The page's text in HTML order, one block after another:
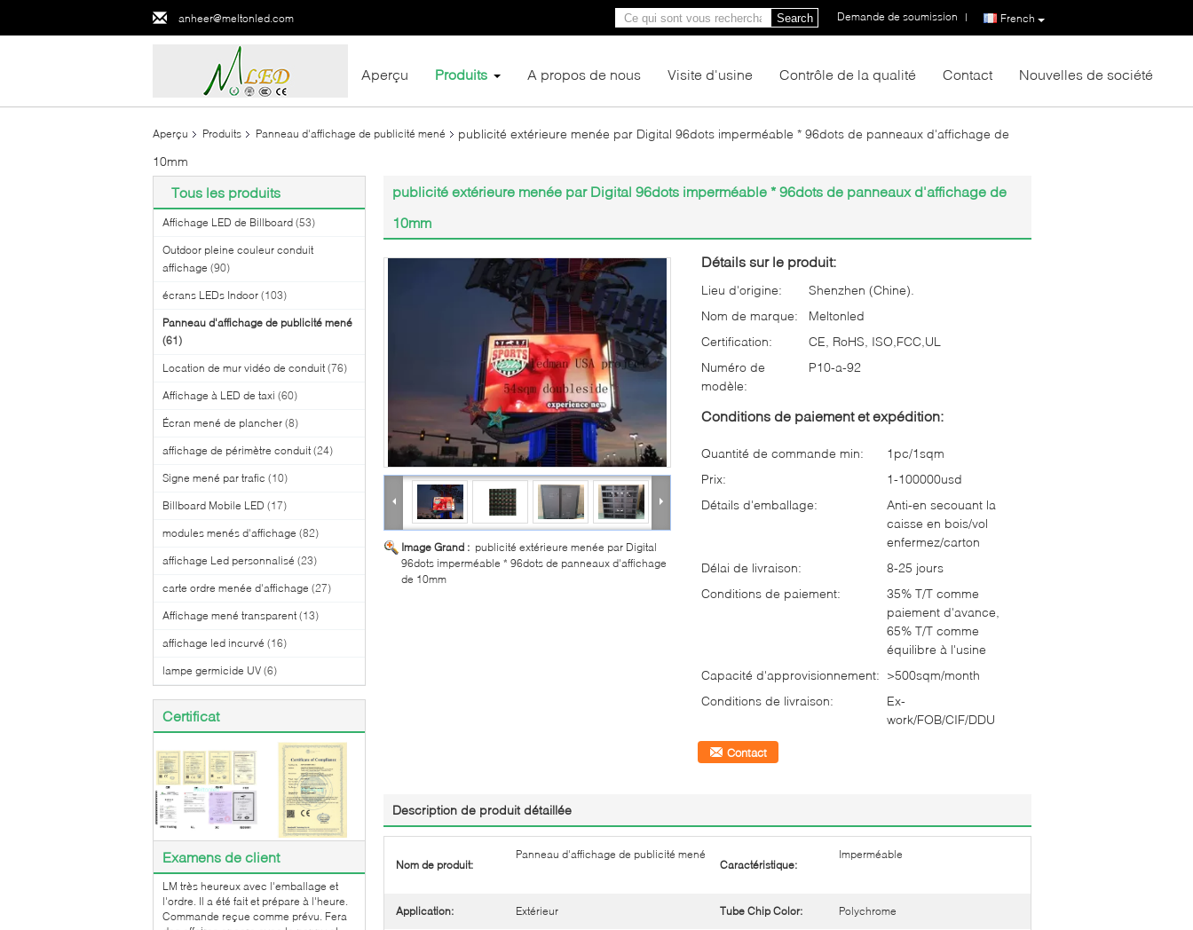
anheer@meltonled.com French
Demande de soumission |
Search
Aperçu Produits A propos de nous Visite d'usine Contrôle de la qualité Contact Nouvelles de société
Aperçu Produits Panneau d'affichage de publicité mené
publicité extérieure menée par Digital 96dots imperméable * 96dots de panneaux d'affichage de
10mm
Tous les produits
Affichage LED de Billboard (53)
Outdoor pleine couleur conduit
affichage (90)
écrans LEDs Indoor (103)
Panneau d'affichage de publicité mené
(61)
Location de mur vidéo de conduit (76)
Affichage à LED de taxi (60)
Écran mené de plancher (8)
affichage de périmètre conduit (24)
Signe mené par trafic (10)
Billboard Mobile LED (17)
modules menés d'affichage (82)
affichage Led personnalisé (23)
carte ordre menée d'affichage (27)
Affichage mené transparent (13)
affichage led incurvé (16)
lampe germicide UV (6)
Certificat
Examens de client
LM très heureux avec l'emballage et
l'ordre. Il a été fait et prépare à l'heure.
Commande reçue comme prévu. Fera
publicité extérieure menée par Digital 96dots imperméable * 96dots de panneaux d'affichage de
10mm
Image Grand : publicité extérieure menée par Digital
96dots imperméable * 96dots de panneaux d'affichage
de 10mm
Détails sur le produit:
Lieu d'origine:
Shenzhen (Chine).
Nom de marque:
Meltonled
Certification:
CE, RoHS, ISO,FCC,UL
Numéro de
modèle:
P10-a-92
Conditions de paiement et expédition:
Quantité de commande min:
1pc/1sqm
Prix:
1-100000usd
Détails d'emballage:
Anti-en secouant la
caisse en bois/vol
enfermez/carton
Délai de livraison:
8-25 jours
Conditions de paiement:
35% T/T comme
paiement d'avance,
65% T/T comme
équilibre à l'usine
Capacité d'approvisionnement: >500sqm/month
Conditions de livraison:
Ex-
work/FOB/CIF/DDU
Contact
Description de produit détaillée
Nom de produit:
Panneau d'affichage de publicité mené
Caractéristique:
Imperméable
Application: Extérieur Tube Chip Color: Polychrome